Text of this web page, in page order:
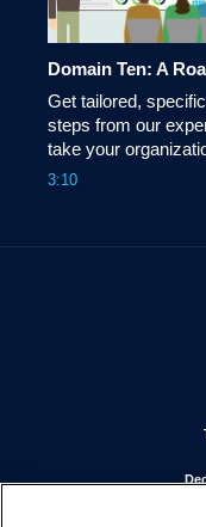
Get tailored, specific
steps from our
take your
the cloud and help
3:10